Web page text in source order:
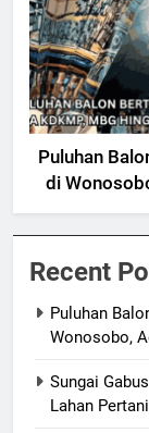
Puluhan
di
Recent
Puluhan
Wonosobo,
Sungai
Lahan